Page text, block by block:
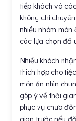
tiếp khách và
không chỉ
nhiều nhóm món
các lựa chọn đồ
Nhiều khách
thích hợp cho
món ăn nhìn
góp ý về thời
phục vụ chưa
gian trước nếu